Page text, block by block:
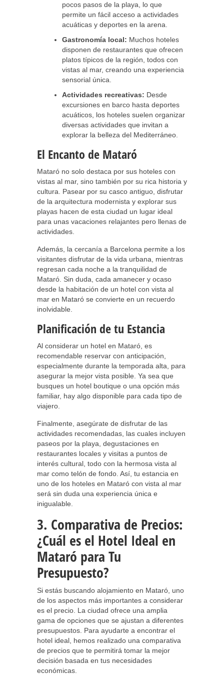
pocos pasos de la playa, lo que
permite un fácil acceso a actividades
acuáticas y deportes en la arena.
Gastronomía local: Muchos hoteles
disponen de restaurantes que ofrecen
platos típicos de la región, todos con
vistas al mar, creando una experiencia
sensorial única.
Actividades recreativas: Desde
excursiones en barco hasta deportes
acuáticos, los hoteles suelen organizar
diversas actividades que invitan a
explorar la belleza del Mediterráneo.
El Encanto de Mataró
Mataró no solo destaca por sus hoteles con
vistas al mar, sino también por su rica historia y
cultura. Pasear por su casco antiguo, disfrutar
de la arquitectura modernista y explorar sus
playas hacen de esta ciudad un lugar ideal
para unas vacaciones relajantes pero llenas de
actividades.
Además, la cercanía a Barcelona permite a los
visitantes disfrutar de la vida urbana, mientras
regresan cada noche a la tranquilidad de
Mataró. Sin duda, cada amanecer y ocaso
desde la habitación de un hotel con vista al
mar en Mataró se convierte en un recuerdo
inolvidable.
Planificación de tu Estancia
Al considerar un hotel en Mataró, es
recomendable reservar con anticipación,
especialmente durante la temporada alta, para
asegurar la mejor vista posible. Ya sea que
busques un hotel boutique o una opción más
familiar, hay algo disponible para cada tipo de
viajero.
Finalmente, asegúrate de disfrutar de las
actividades recomendadas, las cuales incluyen
paseos por la playa, degustaciones en
restaurantes locales y visitas a puntos de
interés cultural, todo con la hermosa vista al
mar como telón de fondo. Así, tu estancia en
uno de los hoteles en Mataró con vista al mar
será sin duda una experiencia única e
inigualable.
3. Comparativa de Precios:
¿Cuál es el Hotel Ideal en
Mataró para Tu
Presupuesto?
Si estás buscando alojamiento en Mataró, uno
de los aspectos más importantes a considerar
es el precio. La ciudad ofrece una amplia
gama de opciones que se ajustan a diferentes
presupuestos. Para ayudarte a encontrar el
hotel ideal, hemos realizado una comparativa
de precios que te permitirá tomar la mejor
decisión basada en tus necesidades
económicas.